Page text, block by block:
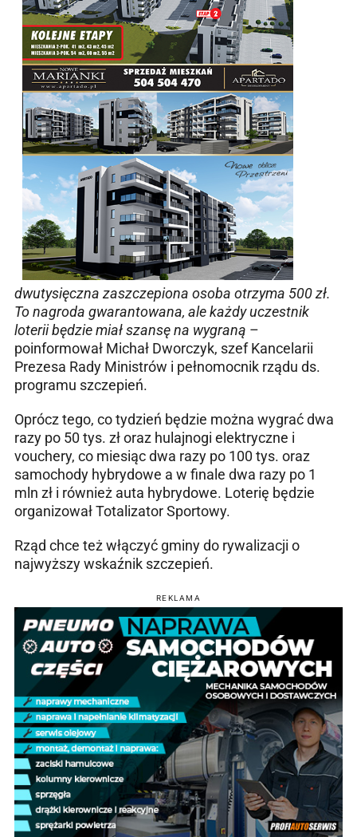
dwutysięczna zaszczepiona osoba otrzyma 500 zł.
To nagroda gwarantowana, ale każdy uczestnik
loterii będzie miał szansę na wygraną –
poinformował Michał Dworczyk, szef Kancelarii
Prezesa Rady Ministrów i pełnomocnik rządu ds.
programu szczepień.
Oprócz tego, co tydzień będzie można wygrać dwa
razy po 50 tys. zł oraz hulajnogi elektryczne i
vouchery, co miesiąc dwa razy po 100 tys. oraz
samochody hybrydowe a w finale dwa razy po 1
mln zł i również auta hybrydowe. Loterię będzie
organizował Totalizator Sportowy.
Rząd chce też włączyć gminy do rywalizacji o
najwyższy wskaźnik szczepień.
REKLAMA